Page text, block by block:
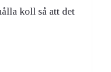
koll så att det